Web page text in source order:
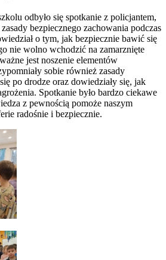
odbyło się spotkanie z policjantem,
bezpiecznego zachowania podczas
o tym, jak bezpiecznie bawić się
nie wolno wchodzić na zamarznięte
jest noszenie elementów
sobie również zasady
po drodze oraz dowiedziały się, jak
Spotkanie było bardzo ciekawe
z pewnością pomoże naszym
radośnie i bezpiecznie.